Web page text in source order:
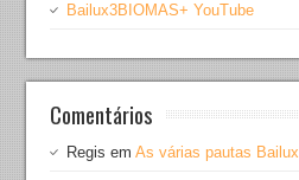
Bailux3BIOMAS+ YouTube
Comentários
Regis emAs várias pautas Bailux